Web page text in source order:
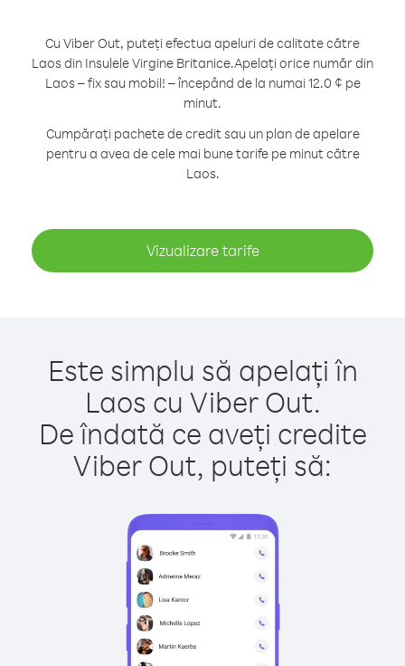
Cu Viber Out, puteți efectua apeluri de calitate către
Laos din Insulele Virgine Britanice.Apelați orice număr din
Laos – fix sau mobil! – începând de la numai 12.0 ¢ pe
minut.
Cumpărați pachete de credit sau un plan de apelare
pentru a avea de cele mai bune tarife pe minut către
Laos.
Vizualizare tarife
Este simplu să apelați în
Laos cu Viber Out.
De îndată ce aveți credite
Viber Out, puteți să: